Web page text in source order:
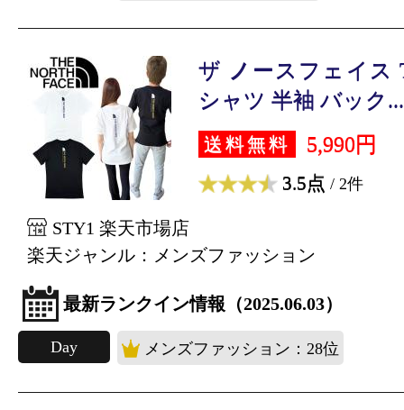
ザ ノースフェイス
シャツ 半袖 バック...
送料無料 5,990円
3.5点 / 2件
STY1 楽天市場店
楽天ジャンル：メンズファッション
最新ランクイン情報（2025.06.03）
Day メンズファッション：28位